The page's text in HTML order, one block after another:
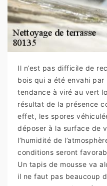
Il n’est pas difficile de
bois qui a été envahi par
tendance à viré au vert
résultat de la présence
effet, les spores
déposer à la surface de
l’humidité de
conditions seront
Un tapis de mousse va
il ne faut pas beaucoup